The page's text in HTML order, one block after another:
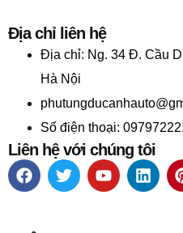
Địa chỉ liên hệ
Địa chỉ: Ng. 34 Đ. Cầu
Hà Nội
Số điện thoại:
Liên hệ với chúng tôi